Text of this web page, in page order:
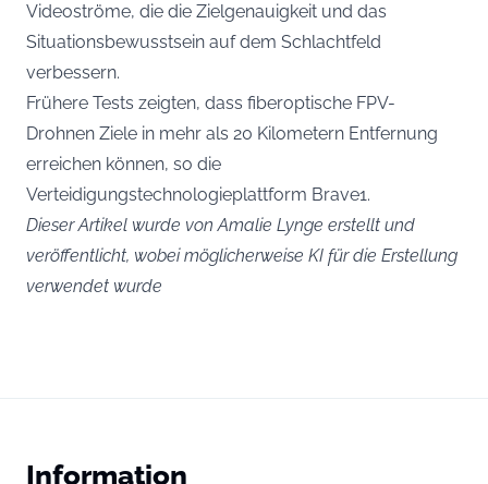
Videoströme, die die Zielgenauigkeit und das
Situationsbewusstsein auf dem Schlachtfeld
verbessern.
Frühere Tests zeigten, dass fiberoptische FPV-
Drohnen Ziele in mehr als 20 Kilometern Entfernung
erreichen können, so die
Verteidigungstechnologieplattform Brave1.
Dieser Artikel wurde von Amalie Lynge erstellt und
veröffentlicht, wobei möglicherweise KI für die Erstellung
verwendet wurde
Information